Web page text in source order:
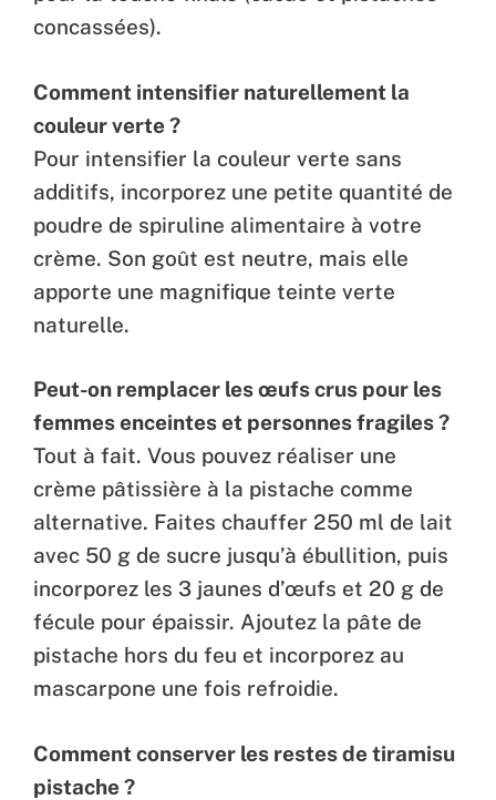
concassées).
Comment intensifier naturellement la
couleur verte ?
Pour intensifier la couleur verte sans
additifs, incorporez une petite quantité de
poudre de spiruline alimentaire à votre
crème. Son goût est neutre, mais elle
apporte une magnifique teinte verte
naturelle.
Peut-on remplacer les œufs crus pour les
femmes enceintes et personnes fragiles ?
Tout à fait. Vous pouvez réaliser une
crème pâtissière à la pistache comme
alternative. Faites chauffer 250 ml de lait
avec 50 g de sucre jusqu’à ébullition, puis
incorporez les 3 jaunes d’œufs et 20 g de
fécule pour épaissir. Ajoutez la pâte de
pistache hors du feu et incorporez au
mascarpone une fois refroidie.
Comment conserver les restes de tiramisu
pistache ?